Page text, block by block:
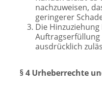
nachzuweisen,
geringerer
Die
ausdrücklich
§ 4 Urheberrechte